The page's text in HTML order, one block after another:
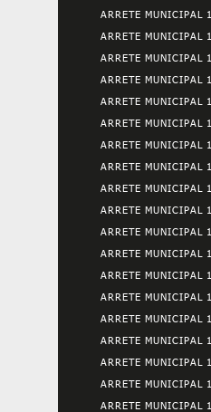
ARRETE MUNICIPAL
ARRETE MUNICIPAL
ARRETE MUNICIPAL
ARRETE MUNICIPAL
ARRETE MUNICIPAL
ARRETE MUNICIPAL
ARRETE MUNICIPAL
ARRETE MUNICIPAL
ARRETE MUNICIPAL
ARRETE MUNICIPAL
ARRETE MUNICIPAL
ARRETE MUNICIPAL
ARRETE MUNICIPAL
ARRETE MUNICIPAL
ARRETE MUNICIPAL
ARRETE MUNICIPAL
ARRETE MUNICIPAL
ARRETE MUNICIPAL
ARRETE MUNICIPAL